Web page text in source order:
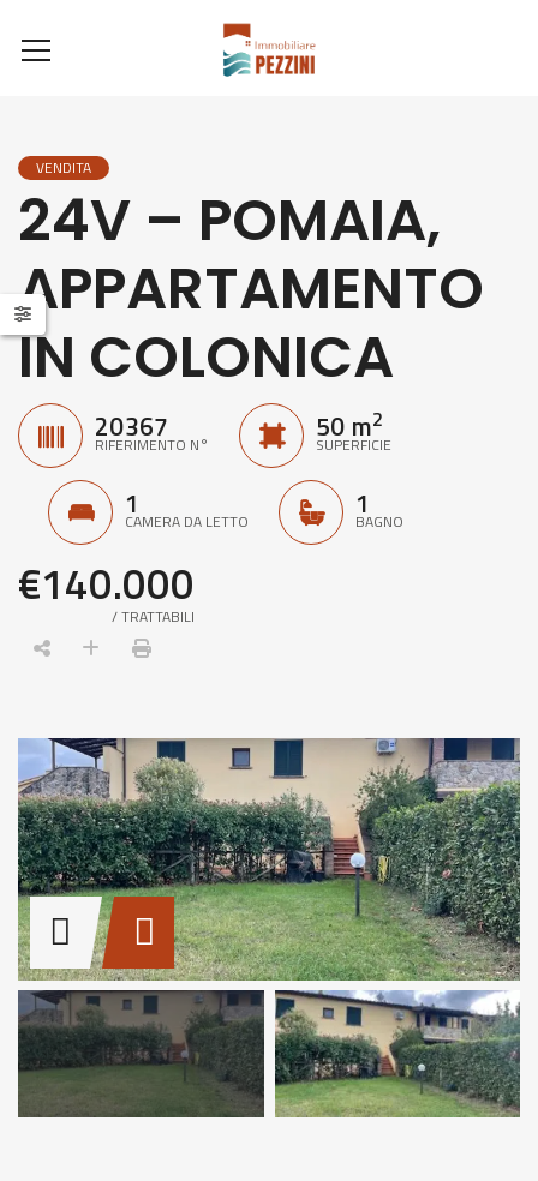
VENDITA
24V – POMAIA,
APPARTAMENTO
IN COLONICA
20367
RIFERIMENTO N° 50 m2
SUPERFICIE
1
CAMERA DA LETTO 1
BAGNO
€140.000
/ TRATTABILI